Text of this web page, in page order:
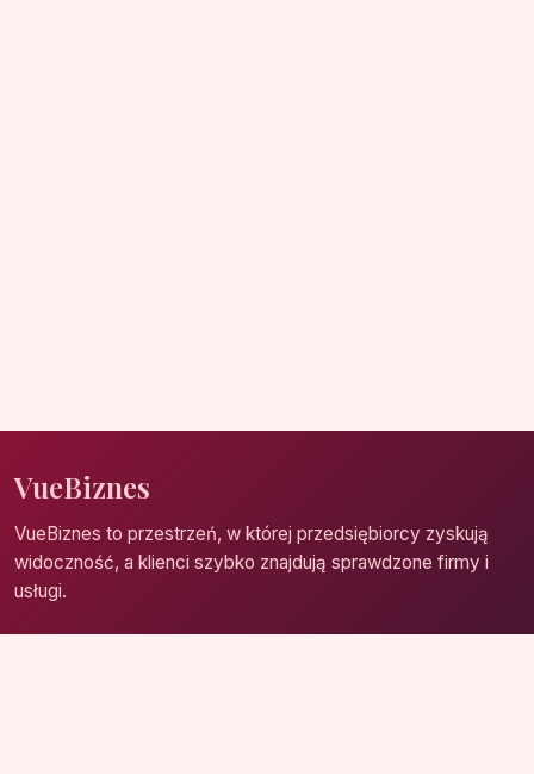
VueBiznes
VueBiznes to przestrzeń, w której przedsiębiorcy zyskują
widoczność, a klienci szybko znajdują sprawdzone firmy i
usługi.